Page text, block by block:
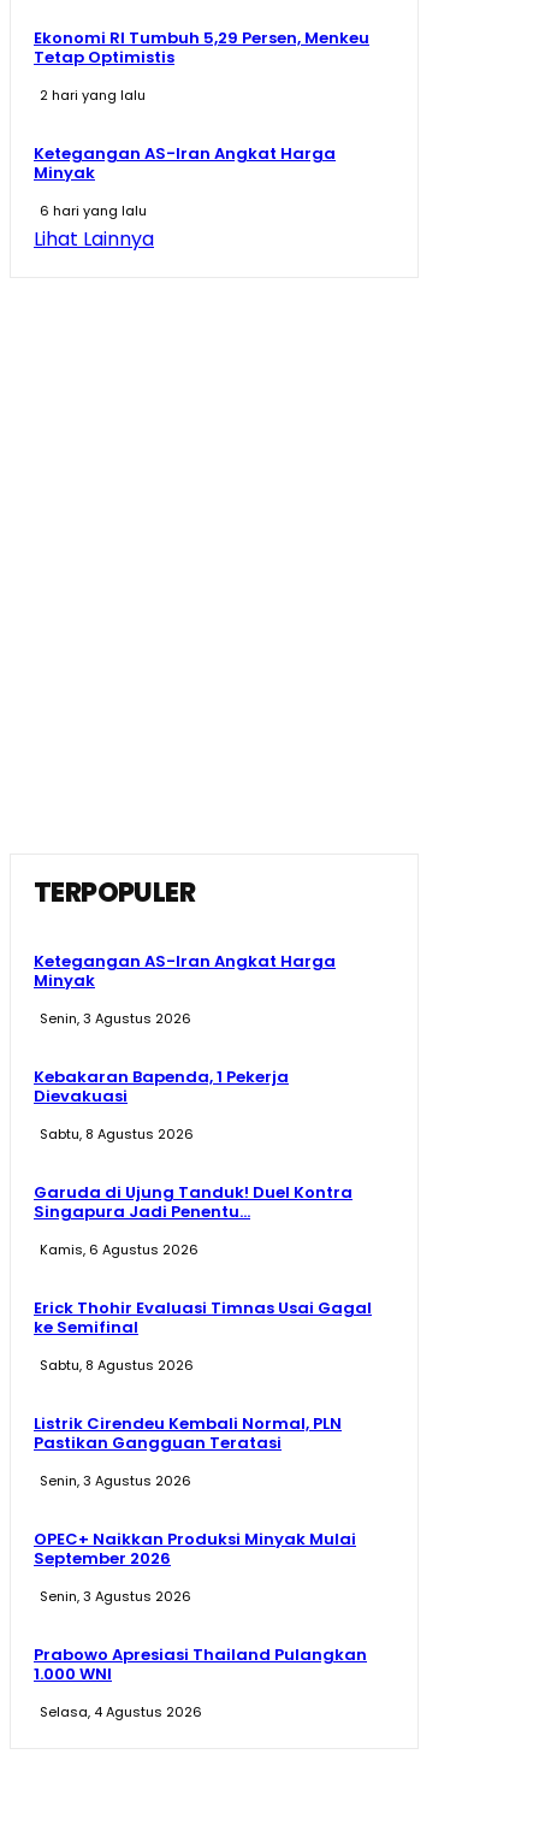
Ekonomi RI Tumbuh 5,29 Persen, Menkeu
Tetap Optimistis
2 hari yang lalu
Ketegangan AS-Iran Angkat Harga
Minyak
6 hari yang lalu
Lihat Lainnya
TERPOPULER
Ketegangan AS-Iran Angkat Harga
Minyak
Senin, 3 Agustus 2026
Kebakaran Bapenda, 1 Pekerja
Dievakuasi
Sabtu, 8 Agustus 2026
Garuda di Ujung Tanduk! Duel Kontra
Singapura Jadi Penentu...
Kamis, 6 Agustus 2026
Erick Thohir Evaluasi Timnas Usai Gagal
ke Semifinal
Sabtu, 8 Agustus 2026
Listrik Cirendeu Kembali Normal, PLN
Pastikan Gangguan Teratasi
Senin, 3 Agustus 2026
OPEC+ Naikkan Produksi Minyak Mulai
September 2026
Senin, 3 Agustus 2026
Prabowo Apresiasi Thailand Pulangkan
1.000 WNI
Selasa, 4 Agustus 2026